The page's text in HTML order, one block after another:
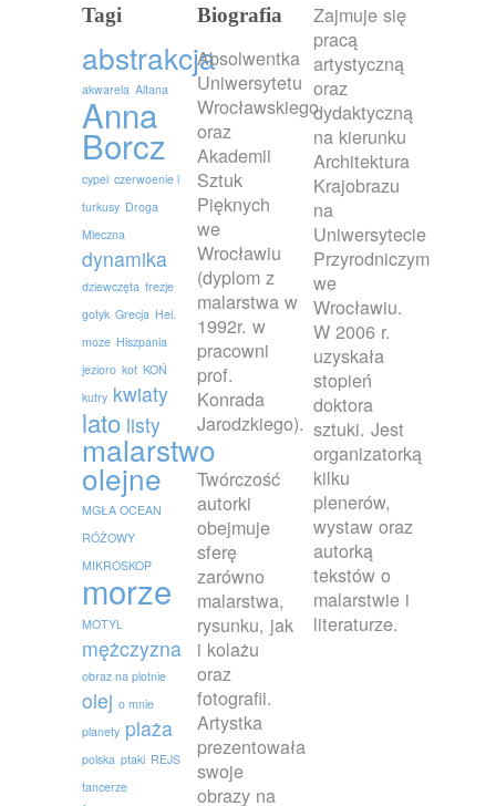
Tagi
abstrakcja
akwarela Altana
Anna
Borcz
cypel czerwoenie i
turkusy Droga
Mleczna
dynamika
dziewczęta frezje
gotyk Grecja Hel.
moze Hiszpania
jezioro kot KOŃ
kutry kwiaty
lato listy
malarstwo
olejne
MGŁA OCEAN
RÓŻOWY
MIKROSKOP
morze
MOTYL
mężczyzna
obraz na plotnie
olej o mnie
planety plaża
polska ptaki REJS
tancerze
Biografia
Absolwentka
Uniwersytetu
Wrocławskiego
oraz
Akademii
Sztuk
Pięknych
we
Wrocławiu
(dyplom z
malarstwa w
1992r. w
pracowni
prof.
Konrada
Jarodzkiego).
Twórczość
autorki
obejmuje
sferę
zarówno
malarstwa,
rysunku, jak
i kolażu
oraz
fotografii.
Artystka
prezentowała
swoje
obrazy na
Zajmuje się
pracą
artystyczną
oraz
dydaktyczną
na kierunku
Architektura
Krajobrazu
na
Uniwersytecie
Przyrodniczym
we
Wrocławiu.
W 2006 r.
uzyskała
stopień
doktora
sztuki. Jest
organizatorką
kilku
plenerów,
wystaw oraz
autorką
tekstów o
malarstwie i
literaturze.